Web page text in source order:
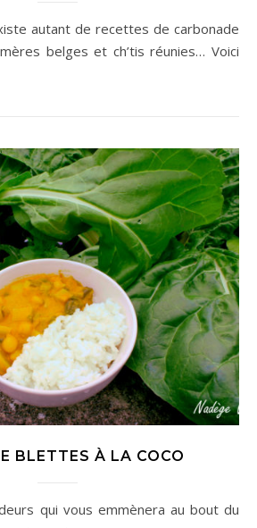
belges et ch’tis réunies… Voici
BLETTES À LA COCO